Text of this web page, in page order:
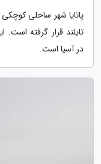
پاتایا شهر ساحلی
تایلند قرار گرفته
در آسیا است.